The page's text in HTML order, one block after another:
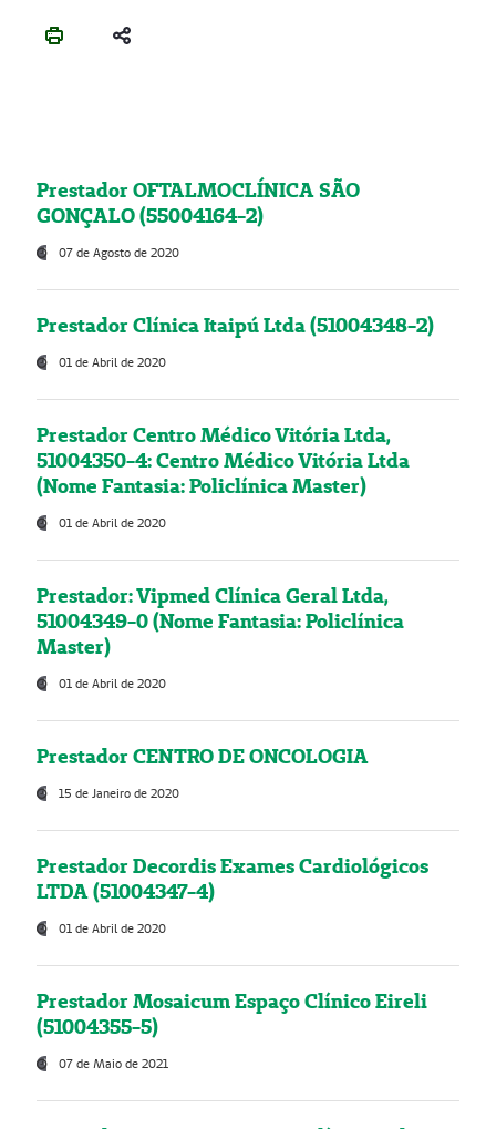
Prestador OFTALMOCLÍNICA SÃO
GONÇALO (55004164-2)
07 de Agosto de 2020
Prestador Clínica Itaipú Ltda (51004348-2)
01 de Abril de 2020
Prestador Centro Médico Vitória Ltda,
51004350-4: Centro Médico Vitória Ltda
(Nome Fantasia: Policlínica Master)
01 de Abril de 2020
Prestador: Vipmed Clínica Geral Ltda,
51004349-0 (Nome Fantasia: Policlínica
Master)
01 de Abril de 2020
Prestador CENTRO DE ONCOLOGIA
15 de Janeiro de 2020
Prestador Decordis Exames Cardiológicos
LTDA (51004347-4)
01 de Abril de 2020
Prestador Mosaicum Espaço Clínico Eireli
(51004355-5)
07 de Maio de 2021